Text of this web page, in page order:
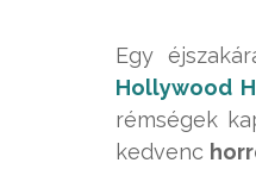
Egy
Hollywood
rémségek
kedvenc